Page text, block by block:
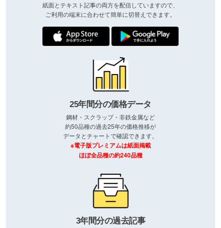
紙面とテキスト記事の両方を配信していますので、
ご利用の端末に合わせて簡単に切替えできます。
25年間分の価格データ
鋼材・スクラップ・非鉄金属など
約50品種の過去25年の価格推移が
データとチャートで確認できます。
※電子版プレミアムは紙面掲載
ほぼ全品種の約240品種
3年間分の過去記事